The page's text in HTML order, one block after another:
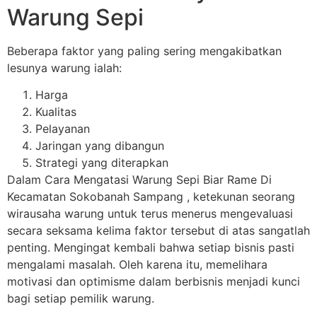
Warung Sepi
Beberapa faktor yang paling sering mengakibatkan
lesunya warung ialah:
Harga
Kualitas
Pelayanan
Jaringan yang dibangun
Strategi yang diterapkan
Dalam Cara Mengatasi Warung Sepi Biar Rame Di
Kecamatan Sokobanah Sampang , ketekunan seorang
wirausaha warung untuk terus menerus mengevaluasi
secara seksama kelima faktor tersebut di atas sangatlah
penting. Mengingat kembali bahwa setiap bisnis pasti
mengalami masalah. Oleh karena itu, memelihara
motivasi dan optimisme dalam berbisnis menjadi kunci
bagi setiap pemilik warung.